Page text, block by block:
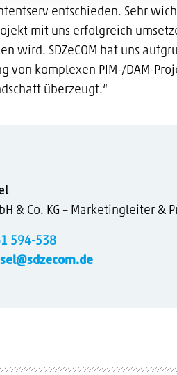
entschieden. Sehr
mit uns erfolgreich
wird. SDZeCOM hat uns
von komplexen PIM-/DAM-
überzeugt.“
& Co. KG – Marketingleiter &
594-538